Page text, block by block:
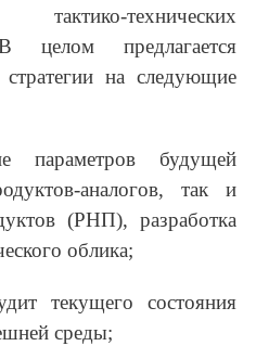
технических
В целом предлагается
стратегии на следующие
параметров будущей
аналогов, так и
(РНП), разработка
облика;
текущего состояния
среды;